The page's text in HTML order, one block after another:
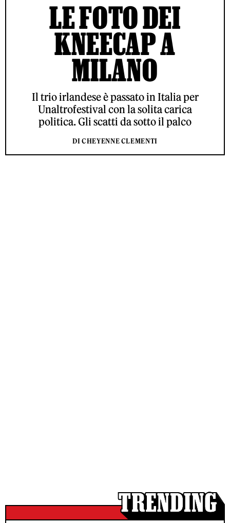
LE FOTO DEI
KNEECAP A
MILANO
Il trio irlandese è passato in Italia per
Unaltrofestival con la solita carica
politica. Gli scatti da sotto il palco
DI CHEYENNE CLEMENTI